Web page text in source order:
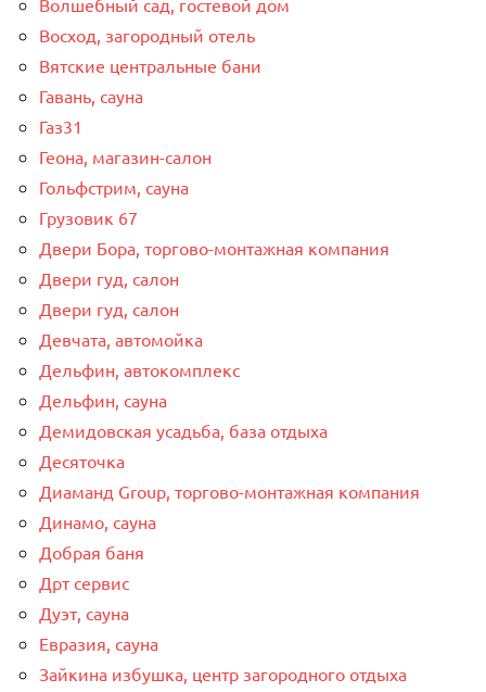
Волшебный сад, гостевой дом
Восход, загородный отель
Вятские центральные бани
Гавань, сауна
Газ31
Геона, магазин-салон
Гольфстрим, сауна
Грузовик 67
Двери Бора, торгово-монтажная компания
Двери гуд, салон
Двери гуд, салон
Девчата, автомойка
Дельфин, автокомплекс
Дельфин, сауна
Демидовская усадьба, база отдыха
Десяточка
Диаманд Group, торгово-монтажная компания
Динамо, сауна
Добрая баня
Дрт сервис
Дуэт, сауна
Евразия, сауна
Зайкина избушка, центр загородного отдыха